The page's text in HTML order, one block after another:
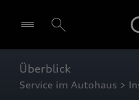
Überblick
Service im Autohaus >